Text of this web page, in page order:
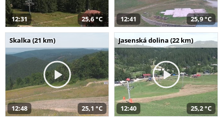
12:31 25,6 °C 12:41 25,9 °C
Skalka (21 km)
12:48 25,1 °C
Jasenská dolina (22 km)
12:40 25,2 °C